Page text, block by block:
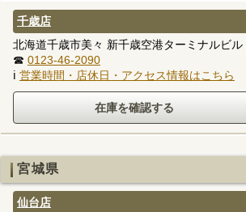
千歳店
北海道千歳市美々 新千歳空港ターミナルビル
☎ 0123-46-2090
ℹ 営業時間・店休日・アクセス情報はこちら
宮城県
仙台店